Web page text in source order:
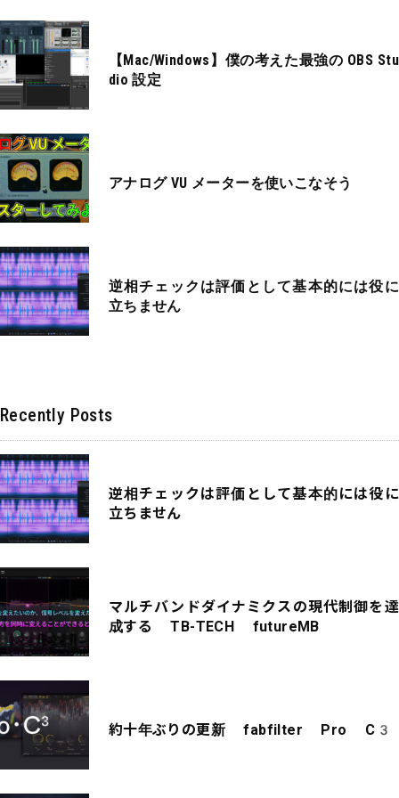
【Mac/Windows】僕の考えた最強の OBS Stu
dio 設定
アナログ VU メーターを使いこなそう
逆相チェックは評価として基本的には役に
立ちません
Recently Posts
逆相チェックは評価として基本的には役に
立ちません
マルチバンドダイナミクスの現代制御を達
成する TB-TECH futureMB
約十年ぶりの更新 fabfilter Pro C3